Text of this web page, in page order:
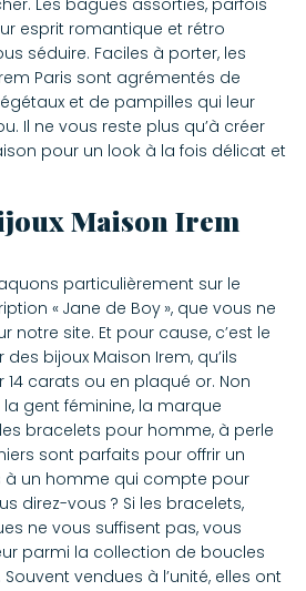
Les bagues assorties, parfois
esprit romantique et rétro
séduire. Faciles à porter, les
Paris sont agrémentés de
et de pampilles qui leur
Il ne vous reste plus qu’à créer
pour un look à la fois délicat et
Maison Irem
particulièrement sur le
« Jane de Boy », que vous ne
notre site. Et pour cause, c’est le
bijoux Maison Irem, qu’ils
14 carats ou en plaqué or. Non
gent féminine, la marque
bracelets pour homme, à perle
sont parfaits pour offrir un
à un homme qui compte pour
direz-vous ? Si les bracelets,
ne vous suffisent pas, vous
parmi la collection de boucles
vendues à l’unité, elles ont